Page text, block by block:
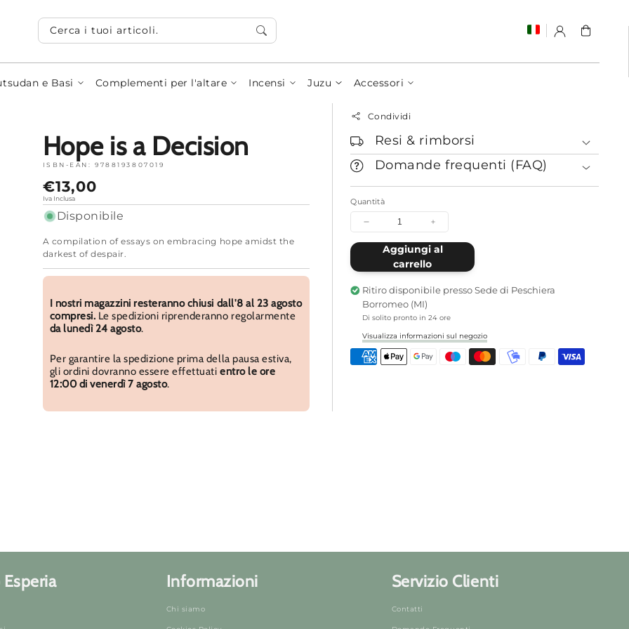
Cerca i tuoi articoli...
e Basi Complementi per l'altare Incensi Juzu Accessori
Carrello
Hope is a Decision
ISBN-EAN: 9788193807019
Prezzo
normale
€13,00
Iva Inclusa
Disponibile
A compilation of essays on embracing hope amidst the
darkest of despair.
I nostri magazzini resteranno chiusi dall'8 al 23 agosto
compresi. Le spedizioni riprenderanno regolarmente
da lunedì 24 agosto.
Per garantire la spedizione prima della pausa estiva,
gli ordini dovranno essere effettuatientro le ore
12:00 di venerdì 7 agosto.
Condividi
Resi & rimborsi
Domande frequenti (FAQ)
Quantità
Diminuisci
quantità
is
a
Decision
Aumenta
quantità
per
is
a
Aggiungi al
carrello
Ritiro disponibile pressoSede di Peschiera
Borromeo (MI)
Di solito pronto in 24 ore
Visualizza informazioni sul negozio
Informazioni
Chi siamo
Servizio Clienti
Contatti